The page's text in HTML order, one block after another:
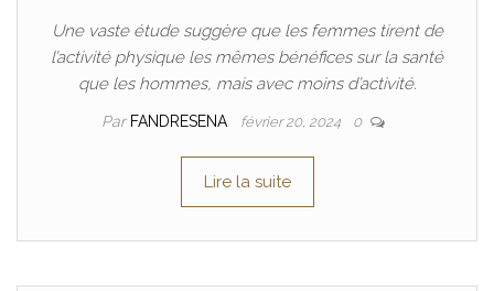
Une vaste étude suggère que les femmes tirent de
l’activité physique les mêmes bénéfices sur la santé
que les hommes, mais avec moins d’activité.
Par FANDRESENA février 20, 2024 0
Lire la suite